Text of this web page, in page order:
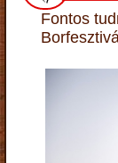
Fontos